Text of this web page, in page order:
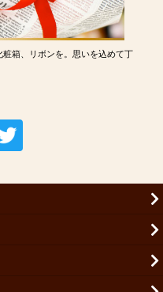
箱、リボンを。思いを込めて丁